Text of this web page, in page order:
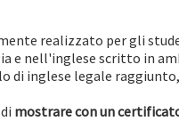
realizzato per gli
e nell'inglese scritto in
di inglese legale
mostrare con un